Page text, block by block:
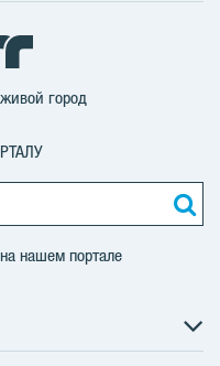
город
нашем портале